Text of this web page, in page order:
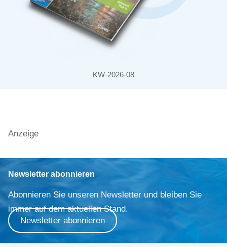
KW-2026-08
Anzeige
Newsletter abonnieren
Abonnieren Sie unseren Newsletter und bleiben Sie
immer auf dem aktuellen Stand.
Newsletter abonnieren